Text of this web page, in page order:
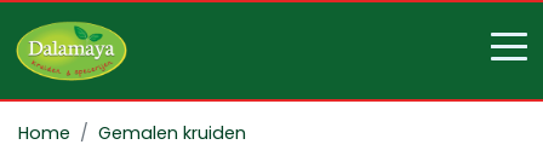
Home
Gemalen kruiden